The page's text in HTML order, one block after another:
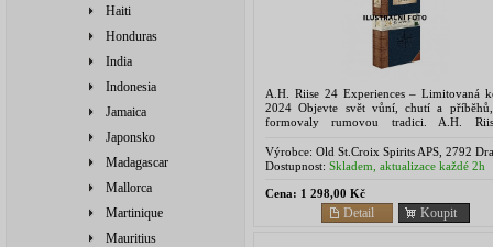
Haiti
Honduras
India
Indonesia
Jamaica
Japonsko
Madagascar
Mallorca
Martinique
Mauritius
A.H. Riise 24 Experiences – Limitovaná
2024 Objevte svět vůní, chutí a
formovaly rumovou tradici. A.H.
sběratelská výprava napříč...
Výrobce: Old St.Croix Spirits APS, 2792
Denmark
Dostupnost: Skladem, aktualizace každé 2h
Cena: 1 298,00 Kč
Koupit
Detail